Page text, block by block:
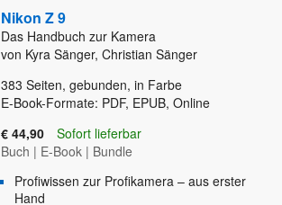
Nikon Z 9
Das Handbuch zur Kamera
von Kyra Sänger, Christian Sänger
383 Seiten, gebunden, in Farbe
E-Book-Formate: PDF, EPUB, Online
€ 44,90
Sofort lieferbar
Buch | E-Book | Bundle
Profiwissen zur Profikamera – aus erster
Hand